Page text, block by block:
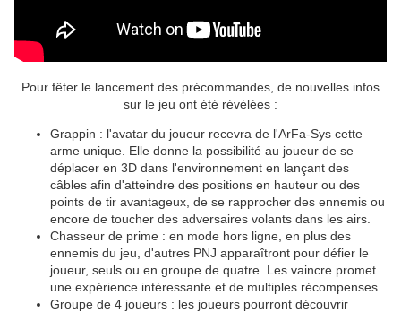
Pour fêter le lancement des précommandes, de nouvelles infos
sur le jeu ont été révélées :
Grappin : l'avatar du joueur recevra de l'ArFa-Sys cette
arme unique. Elle donne la possibilité au joueur de se
déplacer en 3D dans l'environnement en lançant des
câbles afin d'atteindre des positions en hauteur ou des
points de tir avantageux, de se rapprocher des ennemis ou
encore de toucher des adversaires volants dans les airs.
Chasseur de prime : en mode hors ligne, en plus des
ennemis du jeu, d'autres PNJ apparaîtront pour défier le
joueur, seuls ou en groupe de quatre. Les vaincre promet
une expérience intéressante et de multiples récompenses.
Groupe de 4 joueurs : les joueurs pourront découvrir